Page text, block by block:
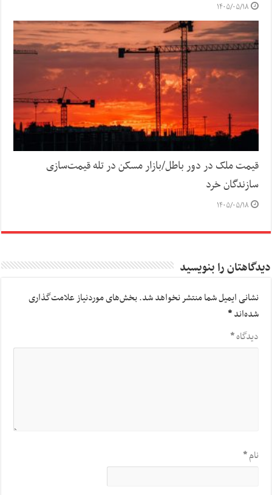
۱۴۰۵/۰۵/۱۸
قیمت ملک در دور باطل/بازار مسکن در تله قیمت‌سازی
سازندگان خرد
۱۴۰۵/۰۵/۱۸
دیدگاهتان را بنویسید
نشانی ایمیل شما منتشر نخواهد شد.بخش‌های موردنیاز علامت‌گذاری
شده‌اند*
دیدگاه*
نام*